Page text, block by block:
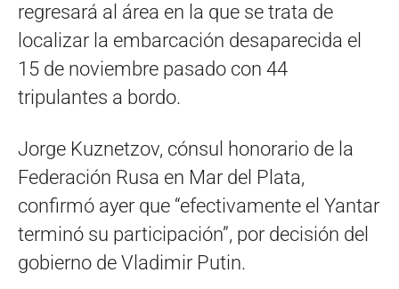
regresará al área en la que se trata de
localizar la embarcación desaparecida el
15 de noviembre pasado con 44
tripulantes a bordo.
Jorge Kuznetzov, cónsul honorario de la
Federación Rusa en Mar del Plata,
confirmó ayer que “efectivamente el Yantar
terminó su participación”, por decisión del
gobierno de Vladimir Putin.